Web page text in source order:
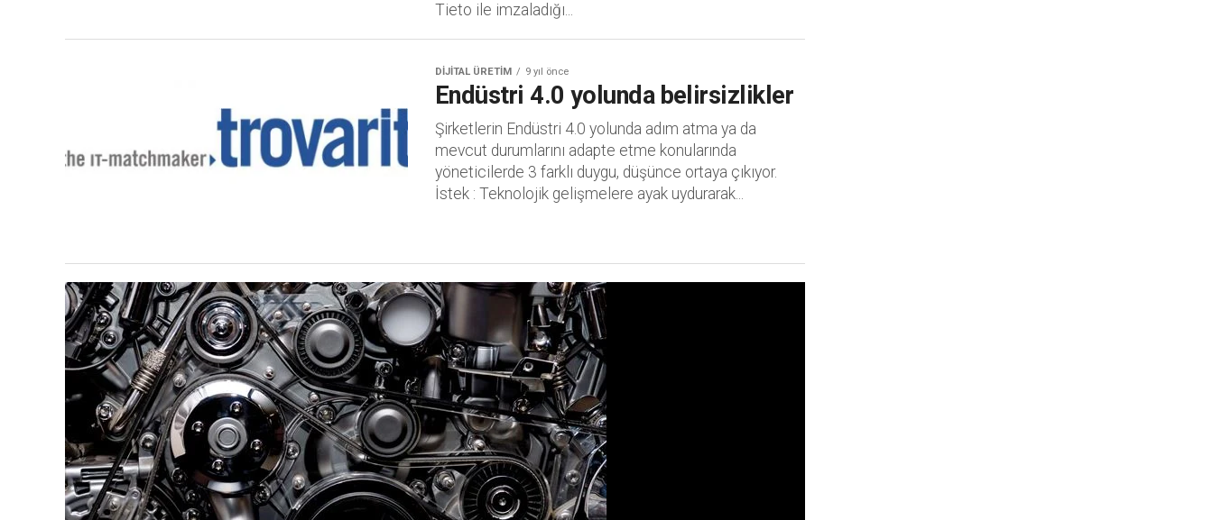
Tieto ile imzaladığı...
DIJITAL ÜRETIM 9 yıl önce
Endüstri 4.0 yolunda belirsizlikler
Şirketlerin Endüstri 4.0 yolunda adım atma ya da
mevcut durumlarını adapte etme konularında
yöneticilerde 3 farklı duygu, düşünce ortaya çıkıyor.
İstek : Teknolojik gelişmelere ayak uydurarak...